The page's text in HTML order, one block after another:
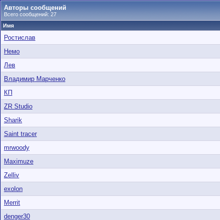
Авторы сообщений
Всего сообщений: 27
Имя
Ростислав
Немо
Лев
Владимир Марченко
КП
ZR Studio
Sharik
Saint tracer
mrwoody
Maximuze
Zelliv
exolon
Merrit
denger30